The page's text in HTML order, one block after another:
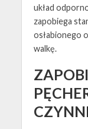
układ
zapobiega
osłabionego
walkę.